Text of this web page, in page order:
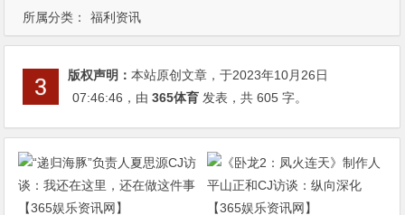
所属分类： 福利资讯
版权声明：本站原创文章，于2023年10月26日
07:46:46 ，由365体育 发表，共 605 字。